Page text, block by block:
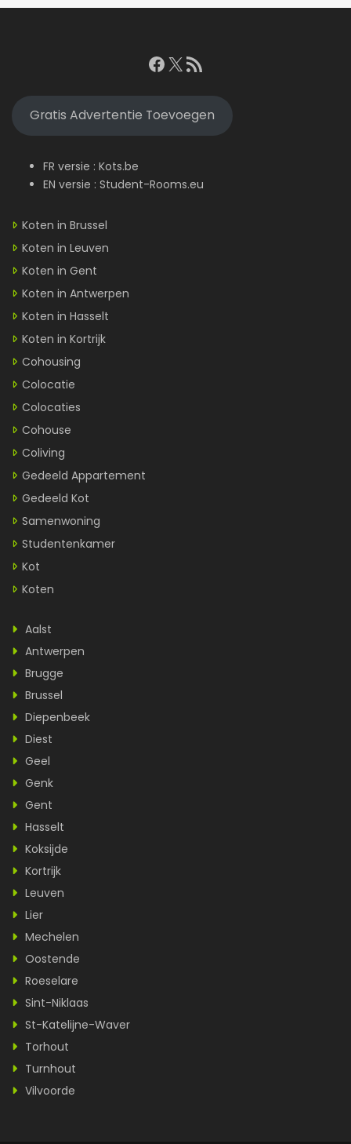
Facebook
X RSS feed
Gratis Advertentie Toevoegen
FR versie : Kots.be
EN versie : Student-Rooms.eu
Koten in Brussel
Koten in Leuven
Koten in Gent
Koten in Antwerpen
Koten in Hasselt
Koten in Kortrijk
Cohousing
Colocatie
Colocaties
Cohouse
Coliving
Gedeeld Appartement
Gedeeld Kot
Samenwoning
Studentenkamer
Kot
Koten
Aalst
Antwerpen
Brugge
Brussel
Diepenbeek
Diest
Geel
Genk
Gent
Hasselt
Koksijde
Kortrijk
Leuven
Lier
Mechelen
Oostende
Roeselare
Sint-Niklaas
St-Katelijne-Waver
Torhout
Turnhout
Vilvoorde